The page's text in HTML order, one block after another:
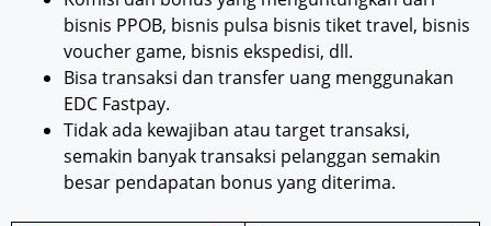
bisnis PPOB, bisnis pulsa bisnis tiket travel, bisnis
voucher game, bisnis ekspedisi, dll.
Bisa transaksi dan transfer uang menggunakan
EDC Fastpay.
Tidak ada kewajiban atau target transaksi,
semakin banyak transaksi pelanggan semakin
besar pendapatan bonus yang diterima.